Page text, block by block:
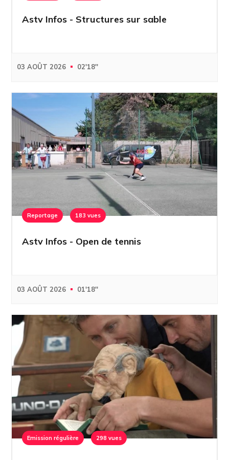
Astv Infos - Structures sur sable
03 AOÛT 2026 02'18''
Reportage 183 vues
Astv Infos - Open de tennis
03 AOÛT 2026 01'18''
Emission régulière 298 vues